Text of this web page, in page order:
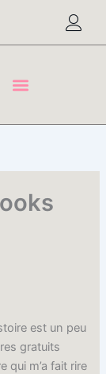
est un peu
gratuits
qui m’a fait rire